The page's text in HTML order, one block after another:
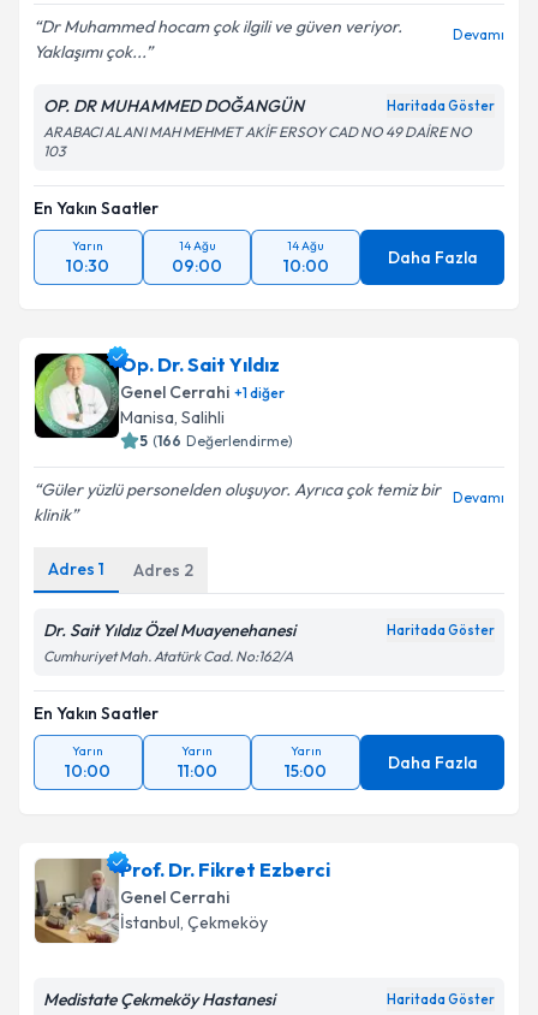
Dr Muhammed hocam çok ilgili ve güven veriyor.
Yaklaşımı çok...
Devamı
OP. DR MUHAMMED DOĞANGÜN Haritada Göster
ARABACI ALANI MAH MEHMET AKİF ERSOY CAD NO 49 DAİRE NO
103
En Yakın Saatler
Yarın
10:30
14 Ağu
09:00
14 Ağu
10:00 Daha Fazla
Op. Dr. Sait Yıldız
Genel Cerrahi +1diğer
Manisa, Salihli
5 (166 Değerlendirme)
Güler yüzlü personelden oluşuyor. Ayrıca çok temiz bir
klinik
Devamı
Adres 1 Adres 2
Dr. Sait Yıldız Özel Muayenehanesi Haritada Göster
Cumhuriyet Mah. Atatürk Cad. No:162/A
En Yakın Saatler
Yarın
10:00
Yarın
11:00
Yarın
15:00 Daha Fazla
Prof. Dr. Fikret Ezberci
Genel Cerrahi
İstanbul, Çekmeköy
Medistate Çekmeköy Hastanesi Haritada Göster